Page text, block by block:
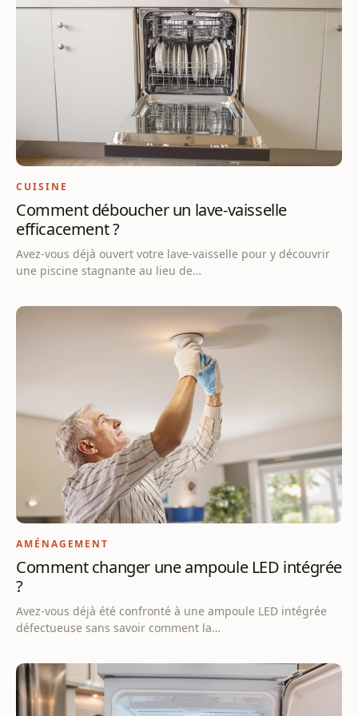
CUISINE
Comment déboucher un lave-vaisselle
efficacement ?
Avez-vous déjà ouvert votre lave-vaisselle pour y découvrir
une piscine stagnante au lieu de…
AMÉNAGEMENT
Comment changer une ampoule LED intégrée
?
Avez-vous déjà été confronté à une ampoule LED intégrée
défectueuse sans savoir comment la…